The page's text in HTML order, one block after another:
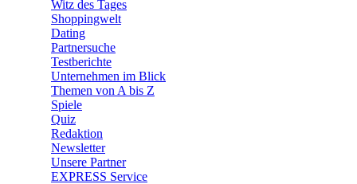
Witz des Tages
Shoppingwelt
Dating
Partnersuche
Testberichte
Unternehmen im Blick
Themen von A bis Z
Spiele
Quiz
Redaktion
Newsletter
Unsere Partner
EXPRESS Service